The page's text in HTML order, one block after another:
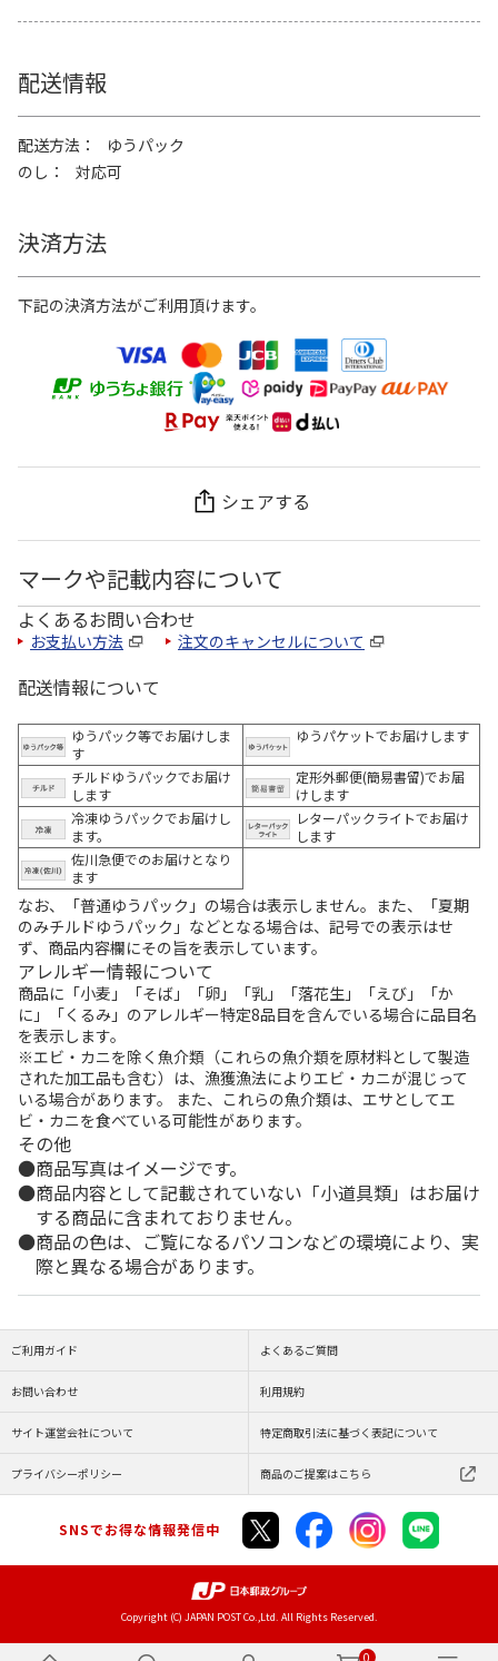
0
配送情報
配送方法
ゆうパック
のし
対応可
決済方法
下記の決済方法がご利用頂けます。
シェアする
マークや記載内容について
よくあるお問い合わせ
お支払い方法 注文のキャンセルについて
配送情報について
ゆうパック等でお届けしま
す
ゆうパケットでお届けします
チルドゆうパックでお届け
します
定形外郵便(簡易書留)でお届
けします
冷凍ゆうパックでお届けし
ます。
レターパックライトでお届け
します
佐川急便でのお届けとなり
ます
なお、「普通ゆうパック」の場合は表示しません。また、「夏期
のみチルドゆうパック」などとなる場合は、記号での表示はせ
ず、商品内容欄にその旨を表示しています。
アレルギー情報について
商品に「小麦」「そば」「卵」「乳」「落花生」「えび」「か
に」「くるみ」のアレルギー特定8品目を含んでいる場合に品目名
を表示します。
※エビ・カニを除く魚介類（これらの魚介類を原材料として製造
された加工品も含む）は、漁獲漁法によりエビ・カニが混じって
いる場合があります。 また、これらの魚介類は、エサとしてエ
ビ・カニを食べている可能性があります。
その他
商品写真はイメージです。
商品内容として記載されていない「小道具類」はお届け
する商品に含まれておりません。
商品の色は、ご覧になるパソコンなどの環境により、実
際と異なる場合があります。
ご利用ガイド よくあるご質問
お問い合わせ 利用規約
サイト運営会社について 特定商取引法に基づく表記について
プライバシーポリシー 商品のご提案はこちら
SNSでお得な情報発信中
Copyright (C) JAPAN POST Co.,Ltd. All Rights Reserved.